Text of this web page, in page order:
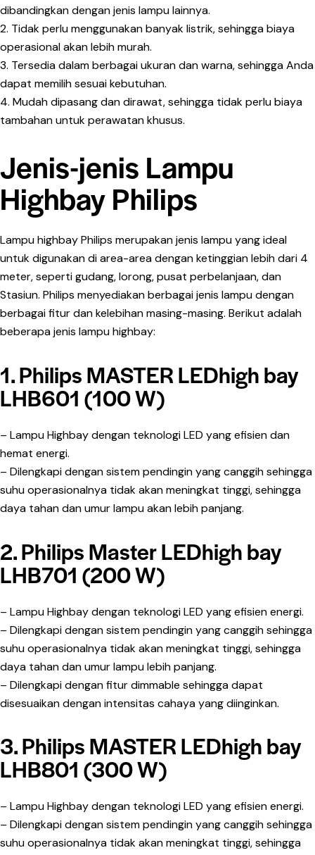
dibandingkan dengan jenis lampu lainnya.
2. Tidak perlu menggunakan banyak listrik, sehingga biaya
operasional akan lebih murah.
3. Tersedia dalam berbagai ukuran dan warna, sehingga Anda
dapat memilih sesuai kebutuhan.
4. Mudah dipasang dan dirawat, sehingga tidak perlu biaya
tambahan untuk perawatan khusus.
Jenis-jenis Lampu
Highbay Philips
Lampu highbay Philips merupakan jenis lampu yang ideal
untuk digunakan di area-area dengan ketinggian lebih dari 4
meter, seperti gudang, lorong, pusat perbelanjaan, dan
Stasiun. Philips menyediakan berbagai jenis lampu dengan
berbagai fitur dan kelebihan masing-masing. Berikut adalah
beberapa jenis lampu highbay:
1. Philips MASTER LEDhigh bay
LHB601 (100 W)
– Lampu Highbay dengan teknologi LED yang efisien dan
hemat energi.
– Dilengkapi dengan sistem pendingin yang canggih sehingga
suhu operasionalnya tidak akan meningkat tinggi, sehingga
daya tahan dan umur lampu akan lebih panjang.
2. Philips Master LEDhigh bay
LHB701 (200 W)
– Lampu Highbay dengan teknologi LED yang efisien energi.
– Dilengkapi dengan sistem pendingin yang canggih sehingga
suhu operasionalnya tidak akan meningkat tinggi, sehingga
daya tahan dan umur lampu lebih panjang.
– Dilengkapi dengan fitur dimmable sehingga dapat
disesuaikan dengan intensitas cahaya yang diinginkan.
3. Philips MASTER LEDhigh bay
LHB801 (300 W)
– Lampu Highbay dengan teknologi LED yang efisien energi.
– Dilengkapi dengan sistem pendingin yang canggih sehingga
suhu operasionalnya tidak akan meningkat tinggi, sehingga